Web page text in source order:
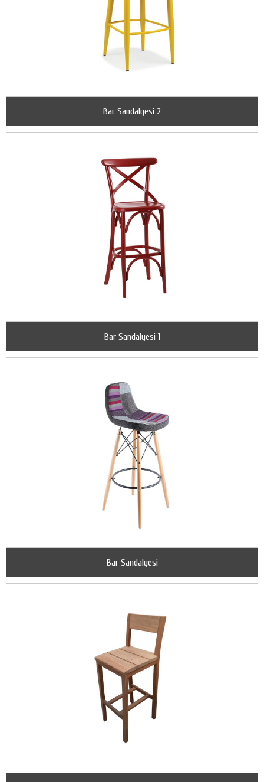
Bar Sandalyesi 2
Bar Sandalyesi 1
Bar Sandalyesi